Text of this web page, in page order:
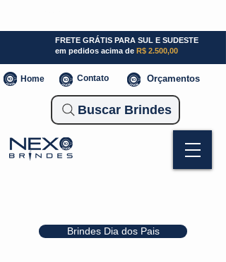
Brindes Dia dos Pais
FRETE GRÁTIS PARA SUL E SUDESTE
em pedidos acima de R$ 2.500,00
Home Contato Orçamentos
Buscar Brindes